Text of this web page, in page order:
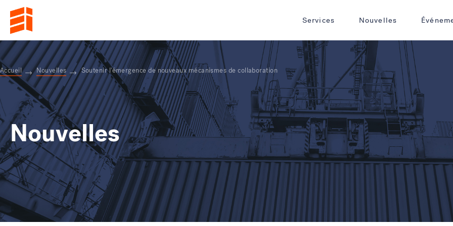
Services Nouvelles
Accueil Nouvelles Soutenir l'émergence de nouveaux mécanismes de collaboration
Nouvelles